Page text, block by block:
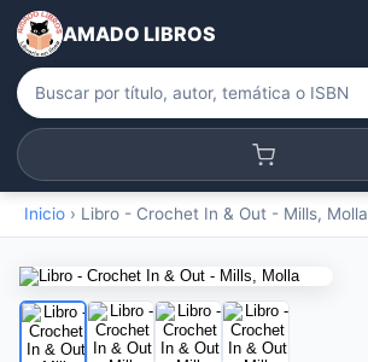
AMADO LIBROS
Inicio › Libro - Crochet In & Out - Mills, Molla